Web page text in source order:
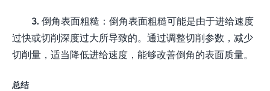
3. 倒角表面粗糙：倒角表面粗糙可能是由于进给速度
过快或切削深度过大所导致的。通过调整切削参数，减少
切削量，适当降低进给速度，能够改善倒角的表面质量。
总结